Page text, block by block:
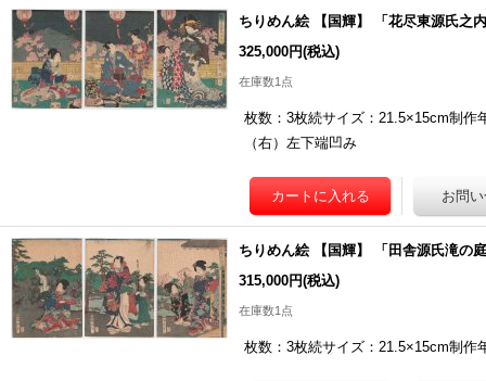
ちりめん絵 【国輝】 「花尽東源氏之
325,000円(税込)
在庫数1点
枚数：3枚続サイズ：21.5×15cm制
（右）左下端凹み
ちりめん絵 【国輝】 「田舎源氏滝の
315,000円(税込)
在庫数1点
枚数：3枚続サイズ：21.5×15cm制